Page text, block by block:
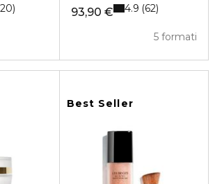
20 93,90 €
5 formati
4.9 62
Best Seller